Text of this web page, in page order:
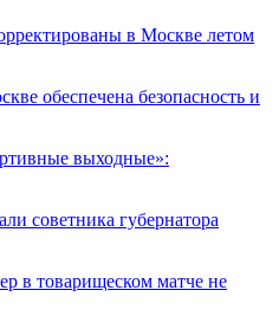
в Москве летом
обеспечена безопасность и
выходные»:
советника губернатора
в товарищеском матче не